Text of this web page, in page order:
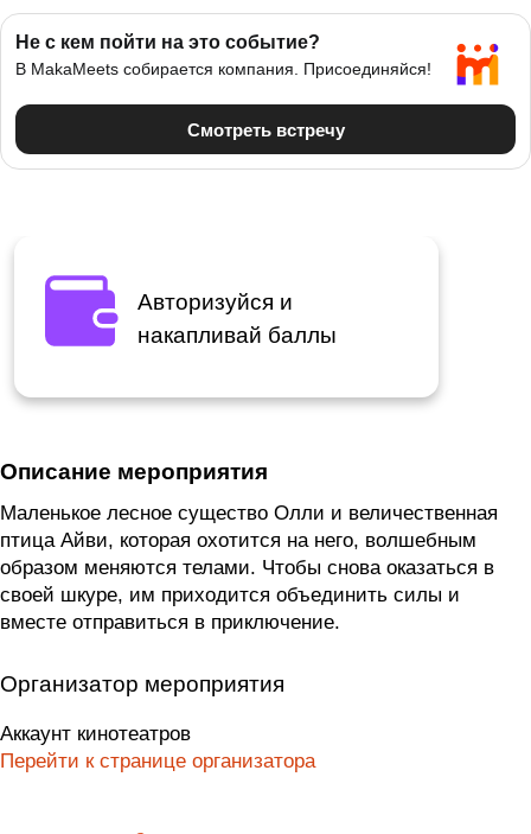
Авторизуйся и
накапливай баллы
Описание мероприятия
Маленькое лесное существо Олли и величественная
птица Айви, которая охотится на него, волшебным
образом меняются телами. Чтобы снова оказаться в
своей шкуре, им приходится объединить силы и
вместе отправиться в приключение.
Организатор мероприятия
Аккаунт кинотеатров
Перейти к странице организатора